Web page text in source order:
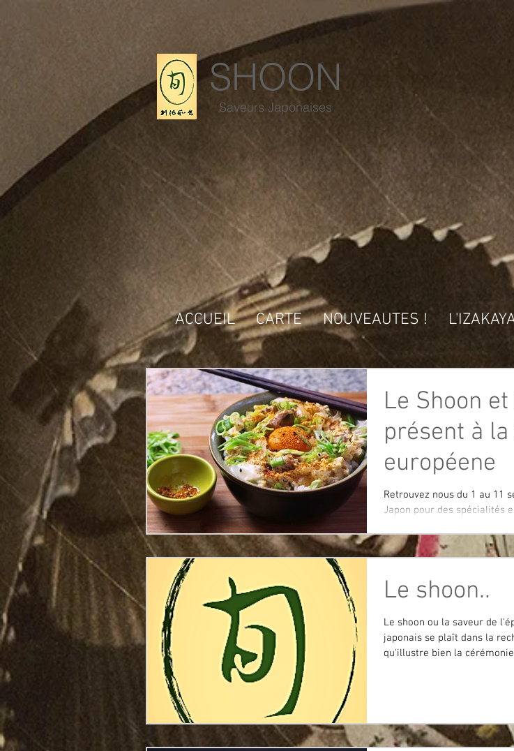
SHOON
Saveurs Japonaises
CUISINE
et
Strasbourg
ACCUEIL CARTE NOUVEAUTES !
Le Shoon
présent à
européene
Retrouvez nous du 1 au 11
Japon pour des spécialités
Le shoon..
Le shoon ou la saveur de
japonais se plaît dans la
qu'illustre bien la cérémonie